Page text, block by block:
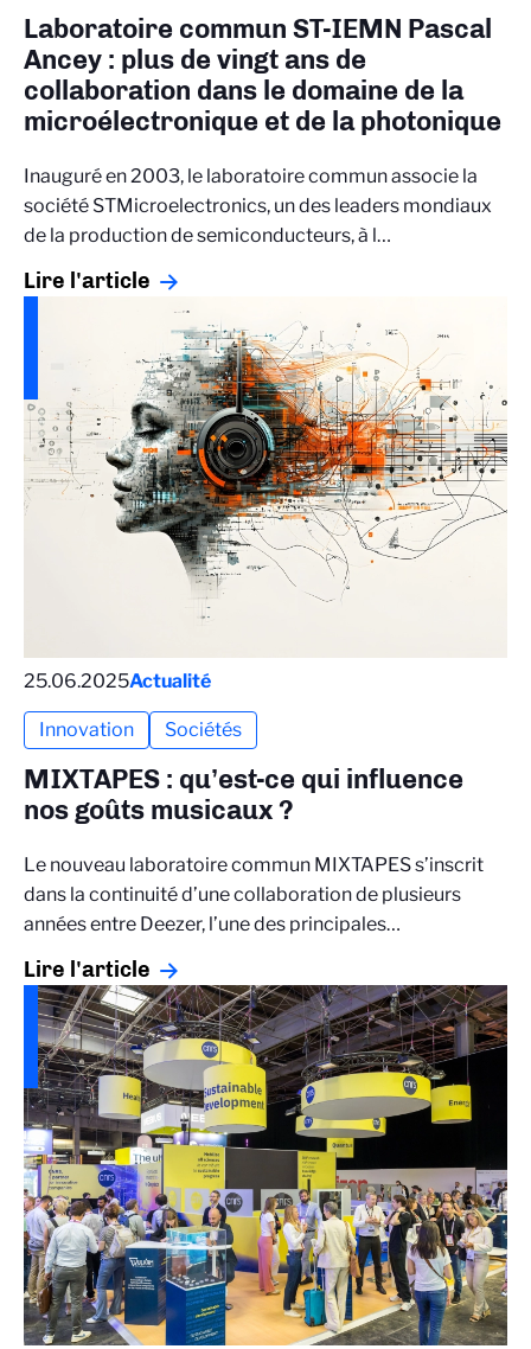
Laboratoire commun ST-IEMN Pascal
Ancey : plus de vingt ans de
collaboration dans le domaine de la
microélectronique et de la photonique
Inauguré en 2003, le laboratoire commun associe la
société STMicroelectronics, un des leaders mondiaux
de la production de semiconducteurs, à l…
Lire l'article
25.06.2025Actualité
Innovation Sociétés
MIXTAPES : qu’est-ce qui influence
nos goûts musicaux ?
Le nouveau laboratoire commun MIXTAPES s’inscrit
dans la continuité d’une collaboration de plusieurs
années entre Deezer, l’une des principales…
Lire l'article